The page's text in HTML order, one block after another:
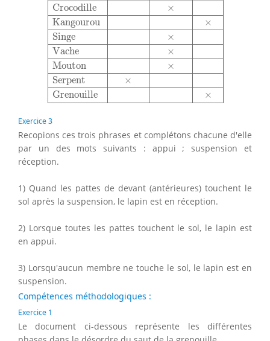
Crocodille
×
Kangourou
×
Singe
×
Vache
×
Mouton
×
Serpent
×
Grenouille
×
Exercice 3
Recopions ces trois phrases et complétons chacune d'elle
par un des mots suivants : appui ; suspension et
réception.
1) Quand les pattes de devant (antérieures) touchent le
sol après la suspension, le lapin est en réception.
2) Lorsque toutes les pattes touchent le sol, le lapin est
en appui.
3) Lorsqu'aucun membre ne touche le sol, le lapin est en
suspension.
Compétences méthodologiques :
Exercice 1
Le document ci-dessous représente les différentes